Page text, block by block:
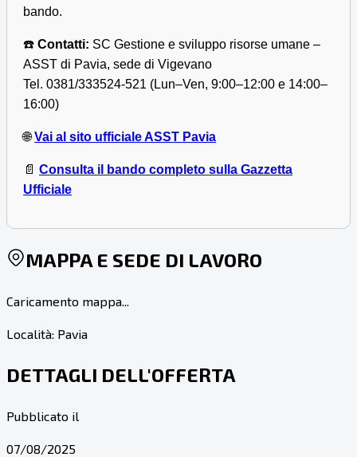
bando.
☎️ Contatti: SC Gestione e sviluppo risorse umane –
ASST di Pavia, sede di Vigevano
Tel. 0381/333524-521 (Lun–Ven, 9:00–12:00 e 14:00–
16:00)
🌐Vai al sito ufficiale ASST Pavia
📄 Consulta il bando completo sulla Gazzetta
Ufficiale
MAPPA E SEDE DI LAVORO
Caricamento mappa...
Località: Pavia
DETTAGLI DELL'OFFERTA
Pubblicato il
07/08/2025